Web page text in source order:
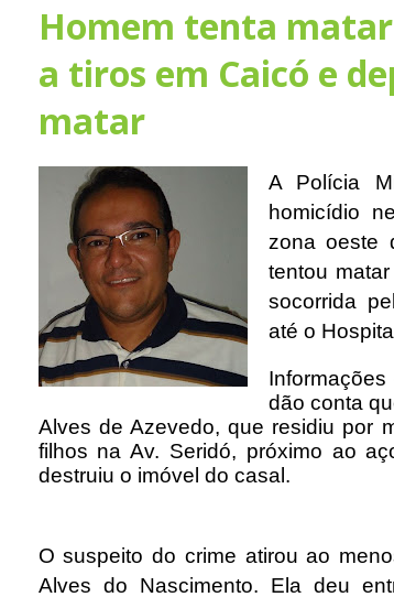
Homem tenta
a tiros em Caicó e
matar
A Polícia
homicídio
zona oeste
tentou
socorrida
até o
dão conta
Alves de Azevedo, que residiu por
filhos na Av. Seridó, próximo ao
destruiu o imóvel do casal.
O suspeito do crime atirou ao
Alves do Nascimento. Ela deu